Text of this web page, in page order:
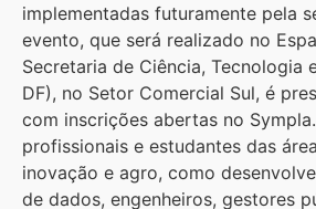
implementadas futuramente pela
evento, que será realizado no
Secretaria de Ciência, Tecnologia
DF), no Setor Comercial Sul, é
com inscrições abertas no
profissionais e estudantes das
inovação e agro, como
de dados, engenheiros, gestores